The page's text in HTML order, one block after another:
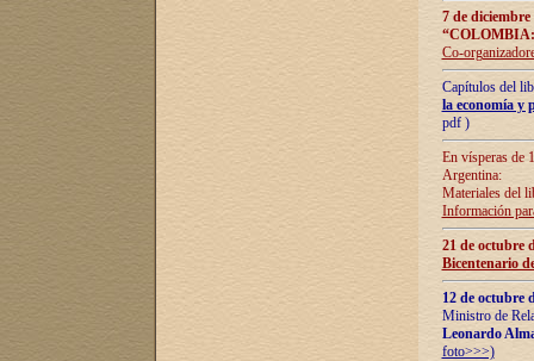
7 de
Co-
Capítulos del
la economía y
pdf )
En vísperas de
Argentina:
Materiales del
Información
21 de octubre
Bicentenario
12 de octubre
Ministro de
Leonardo
foto>>>)